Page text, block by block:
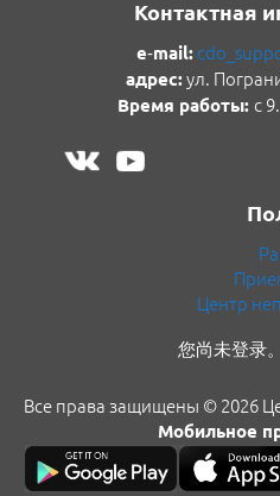
Контактная
e‑mail:
адрес:ул.
Время работы: с
Центр
您尚未登录。
Все права защищены © 2026
Мобильное